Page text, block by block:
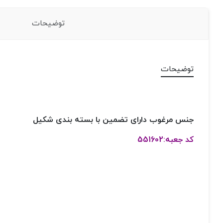
توضیحات
توضیحات
جنس مرغوب دارای تضمین با بسته بندی شکیل
کد جعبه:551602